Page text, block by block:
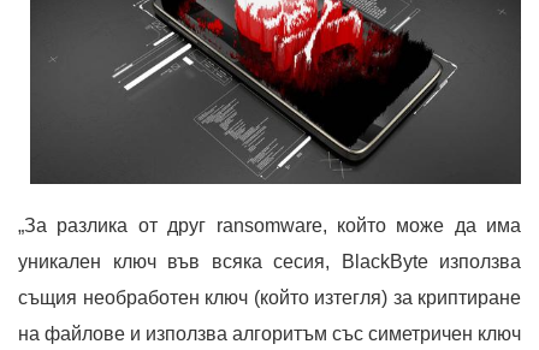
„За разлика от друг ransomware, който може да има
уникален ключ във всяка сесия, BlackByte използва
същия необработен ключ (който изтегля) за криптиране
на файлове и използва алгоритъм със симетричен ключ